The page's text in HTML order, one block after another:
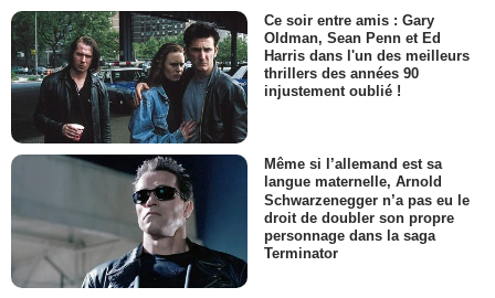
Ce soir entre amis : Gary
Oldman, Sean Penn et Ed
Harris dans l'un des meilleurs
thrillers des années 90
injustement oublié !
Même si l’allemand est sa
langue maternelle, Arnold
Schwarzenegger n’a pas eu le
droit de doubler son propre
personnage dans la saga
Terminator